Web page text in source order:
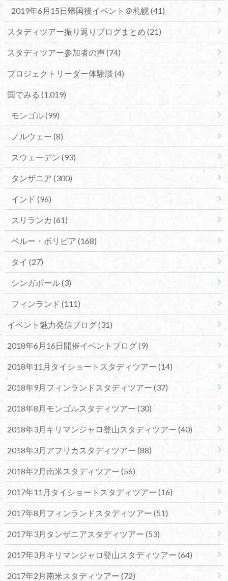
2019年6月15日帰国後イベント＠札幌(41)
スタディツアー振り返りブログまとめ (21)
スタディツアー参加者の声(74)
プロジェクトリーダー体験談 (4)
国でみる (1,019)
モンゴル(99)
ノルウェー (8)
スウェーデン (93)
タンザニア (300)
インド (96)
スリランカ (61)
ペルー・ボリビア (168)
タイ (27)
シンガポール(3)
フィンランド (111)
イベント魅力発信ブログ(31)
2018年6月16日開催イベントブログ(9)
2018年11月タイショートスタディツアー (14)
2018年9月フィンランドスタディツアー (37)
2018年8月モンゴルスタディツアー (30)
2018年3月キリマンジャロ登山スタディツアー (40)
2018年3月アフリカスタディツアー (88)
2018年2月南米スタディツアー (56)
2017年11月タイショートスタディツアー (16)
2017年8月フィンランドスタディツアー (51)
2017年3月タンザニアスタディツアー (53)
2017年3月キリマンジャロ登山スタディツアー (64)
2017年2月南米スタディツアー (72)